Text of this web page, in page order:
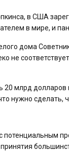
в США
в мире, и
дома
не
20 млрд
нужно сделать,
потенциальным